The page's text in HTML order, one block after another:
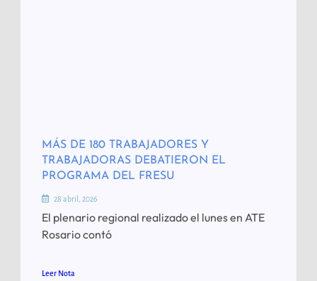
MÁS DE 180 TRABAJADORES Y
TRABAJADORAS DEBATIERON EL
PROGRAMA DEL FRESU
28 abril, 2026
El plenario regional realizado el lunes en ATE
Rosario contó
Leer Nota